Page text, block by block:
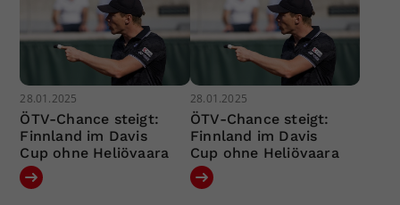
28.01.2025
ÖTV-Chance steigt:
Finnland im Davis
Cup ohne Heliövaara
28.01.2025
ÖTV-Chance steigt:
Finnland im Davis
Cup ohne Heliövaara